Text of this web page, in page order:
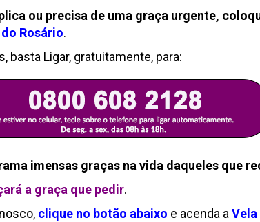
ou precisa de uma graça urgente,
Rosário.
basta Ligar, gratuitamente, para:
imensas graças na vida daqueles que
a graça que pedir.
clique no botão abaixo e acenda a Vela